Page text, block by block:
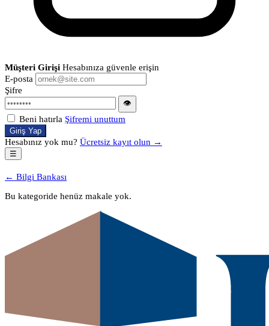
Müşteri Girişi Hesabınıza güvenle erişin
E-posta
Şifre
👁
Beni hatırla Şifremi unuttum
Giriş Yap
Hesabınız yok mu? Ücretsiz kayıt olun →
☰
← Bilgi Bankası
Bu kategoride henüz makale yok.